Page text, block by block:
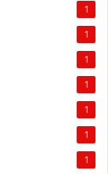
1
1
1
1
1
1
1